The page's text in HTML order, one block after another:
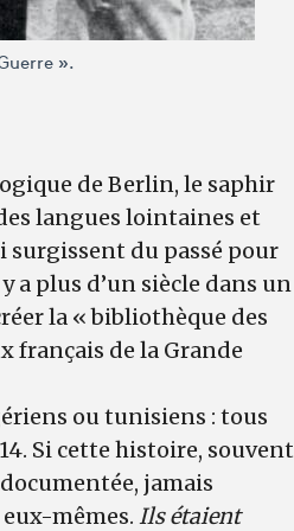
».
de Berlin, le saphir
langues lointaines et
surgissent du passé pour
a plus d’un siècle dans un
la « bibliothèque des
français de la Grande
ou tunisiens : tous
Si cette histoire, souvent
jamais
mêmes. Ils étaient